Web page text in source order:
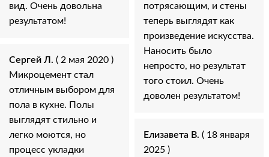
вид. Очень довольна
результатом!
Сергей Л. ( 2 мая 2020 )
Микроцемент стал
отличным выбором для
пола в кухне. Полы
выглядят стильно и
легко моются, но
процесс укладки
потрясающим, и стены
теперь выглядят как
произведение искусства.
Наносить было
непросто, но результат
того стоил. Очень
доволен результатом!
Елизавета В. ( 18 января
2025 )